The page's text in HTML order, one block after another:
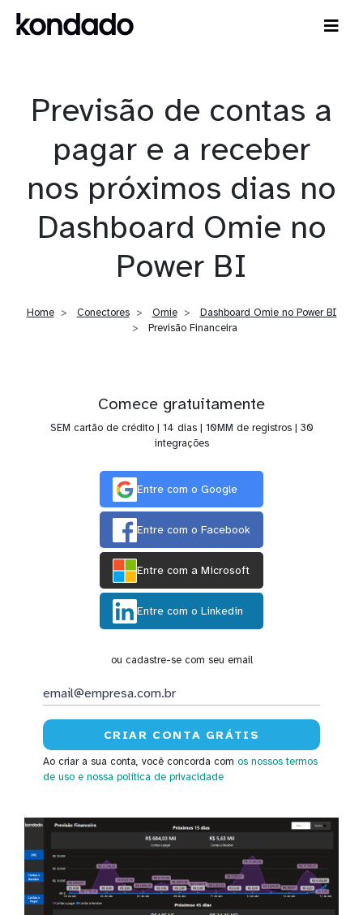
Previsão de contas a
pagar e a receber
nos próximos dias no
Dashboard Omie no
Power BI
Home Conectores Omie
Dashboard Omie no Power BI
Previsão Financeira
Comece gratuitamente
SEM cartão de crédito | 14 dias | 10MM de registros | 30
integrações
Entre com o Google
Entre com o Facebook
Entre com a Microsoft
Entre com o Linkedin
ou cadastre-se com seu email
Ao criar a sua conta, você concorda com os nossos termos
de uso e nossa política de privacidade